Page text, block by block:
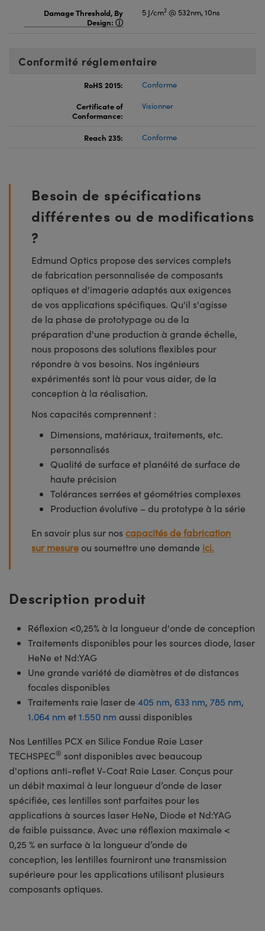
Damage Threshold, By
Design:
5 J/cm2 @ 532nm, 10ns
Conformité réglementaire
RoHS 2015:
Conforme
Certificate of
Conformance:
Visionner
Reach 235: Conforme
Besoin de spécifications
différentes ou de modifications
?
Edmund Optics propose des services complets
de fabrication personnalisée de composants
optiques et d'imagerie adaptés aux exigences
de vos applications spécifiques. Qu'il s'agisse
de la phase de prototypage ou de la
préparation d'une production à grande échelle,
nous proposons des solutions flexibles pour
répondre à vos besoins. Nos ingénieurs
expérimentés sont là pour vous aider, de la
conception à la réalisation.
Nos capacités comprennent :
Dimensions, matériaux, traitements, etc.
personnalisés
Qualité de surface et planéité de surface de
haute précision
Tolérances serrées et géométries complexes
Production évolutive – du prototype à la série
En savoir plus sur nos capacités de fabrication
sur mesure ou soumettre une demande ici.
Description produit
Réflexion <0,25% à la longueur d'onde de conception
Traitements disponibles pour les sources diode, laser
HeNe et Nd:YAG
Une grande variété de diamètres et de distances
focales disponibles
Traitements raie laser de405 nm, 633 nm, 785 nm,
1.064 nm et1.550 nm aussi disponibles
Nos Lentilles PCX en Silice Fondue Raie Laser
TECHSPEC® sont disponibles avec beaucoup
d'options anti-reflet V-Coat Raie Laser. Conçus pour
un débit maximal à leur longueur d’onde de laser
spécifiée, ces lentilles sont parfaites pour les
applications à sources laser HeNe, Diode et Nd:YAG
de faible puissance. Avec une réflexion maximale <
0,25 % en surface à la longueur d’onde de
conception, les lentilles fourniront une transmission
supérieure pour les applications utilisant plusieurs
composants optiques.